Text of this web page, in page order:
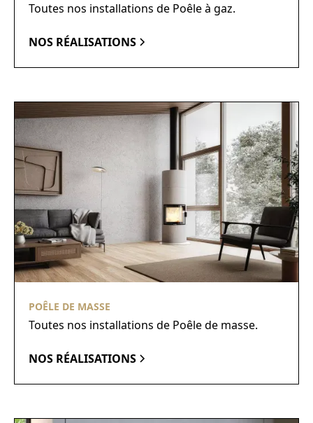
Toutes nos installations de Poêle à gaz.
NOS RÉALISATIONS
POÊLE DE MASSE
Toutes nos installations de Poêle de masse.
NOS RÉALISATIONS